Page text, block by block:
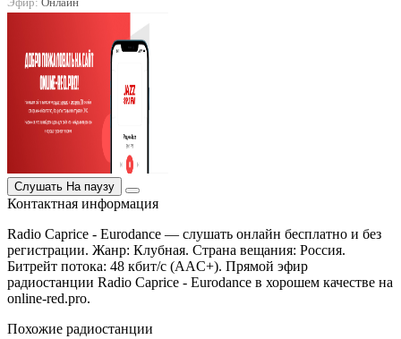
Слушать На паузу
Контактная информация
Radio Caprice - Eurodance — слушать онлайн бесплатно и без
регистрации. Жанр: Клубная. Страна вещания: Россия.
Битрейт потока: 48 кбит/с (AAC+). Прямой эфир
радиостанции Radio Caprice - Eurodance в хорошем качестве на
online-red.pro.
Похожие радиостанции